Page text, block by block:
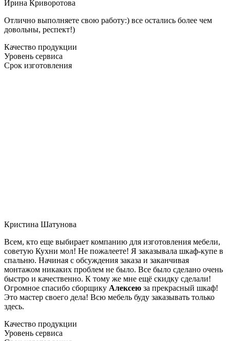
Ирина Криворотова
Отлично выполняете свою работу:) все остались более чем
довольны, респект!)
Качество продукции
Уровень сервиса
Срок изготовления
Кристина Шатунова
Всем, кто еще выбирает компанию для изготовления мебели,
советую Кухни мол! Не пожалеете! Я заказывала шкаф-купе в
спальню. Начиная с обсуждения заказа и заканчивая
монтажом никаких проблем не было. Все было сделано очень
быстро и качественно. К тому же мне ещё скидку сделали!
Огромное спасибо сборщику Алексею за прекрасный шкаф!
Это мастер своего дела! Всю мебель буду заказывать только
здесь.
Качество продукции
Уровень сервиса